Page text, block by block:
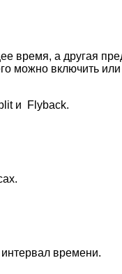
время, а другая
можно включить
и Flyback.
времени.